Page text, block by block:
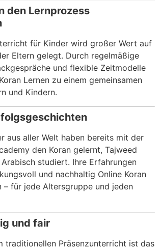
den Lernprozess
für Kinder wird großer Wert auf
Eltern gelegt. Durch regelmäßige
und flexible Zeitmodelle
Lernen zu einem gemeinsamen
und Kindern.
aus aller Welt haben bereits mit der
den Koran gelernt, Tajweed
studiert. Ihre Erfahrungen
und nachhaltig Online Koran
– für jede Altersgruppe und jeden
und fair
traditionellen Präsenzunterricht ist das